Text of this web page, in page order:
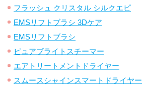
フラッシュ クリスタル シルクエピ
EMSリフトブラシ 3Dケア
EMSリフトブラシ
ピュアブライトスチーマー
エアトリートメントドライヤー
スムースシャインスマートドライヤー